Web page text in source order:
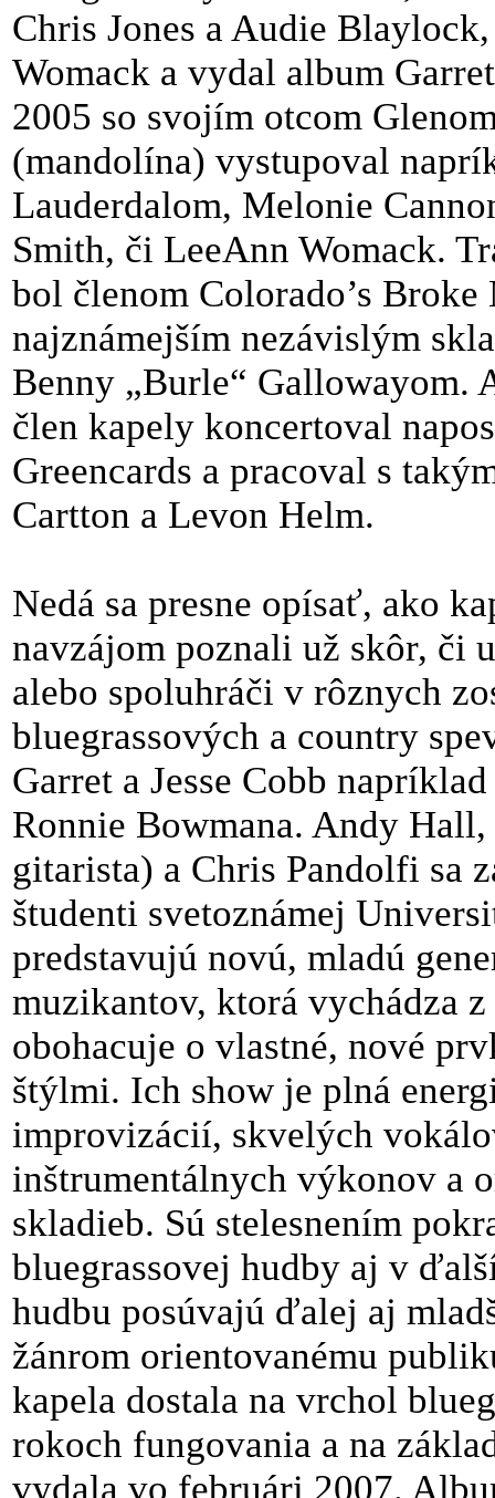
Chris Jones a Audie
Womack a vydal album
2005 so svojím otcom
(mandolína) vystupoval
Lauderdalom, Melonie
Smith, či LeeAnn Womack.
bol členom Colorado’s
najznámejším nezávislým
Benny „Burle“ Gallowayom.
člen kapely koncertoval
Greencards a pracoval s
Cartton a Levon Helm.
Nedá sa presne opísať, ako
navzájom poznali už skôr, či
alebo spoluhráči v rôznych
bluegrassových a country
Garret a Jesse Cobb
Ronnie Bowmana. Andy
gitarista) a Chris Pandolfi sa
študenti svetoznámej
predstavujú novú, mladú
muzikantov, ktorá vychádza
obohacuje o vlastné, nové
štýlmi. Ich show je plná
improvizácií, skvelých
inštrumentálnych výkonov a
skladieb. Sú stelesnením
bluegrassovej hudby aj v
hudbu posúvajú ďalej aj
žánrom orientovanému
kapela dostala na vrchol
rokoch fungovania a na
vydala vo februári 2007.